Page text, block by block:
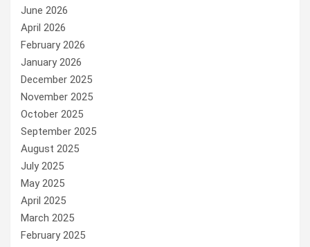
June 2026
April 2026
February 2026
January 2026
December 2025
November 2025
October 2025
September 2025
August 2025
July 2025
May 2025
April 2025
March 2025
February 2025